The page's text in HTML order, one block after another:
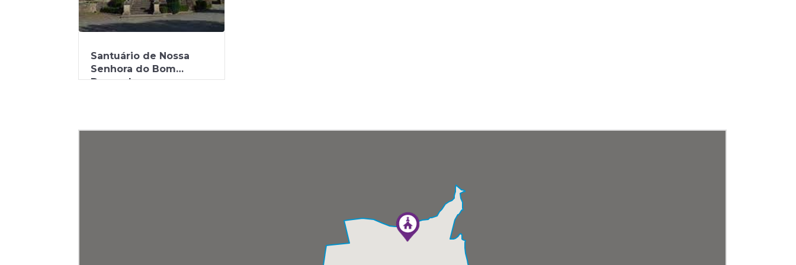
Santuário de Nossa
Senhora do Bom
Despacho